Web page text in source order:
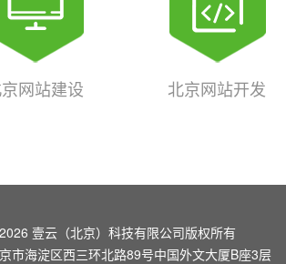
网站建设 北京网站开发
壹云（北京）科技有限公司版权所有
市海淀区西三环北路89号中国外文大厦B座3层